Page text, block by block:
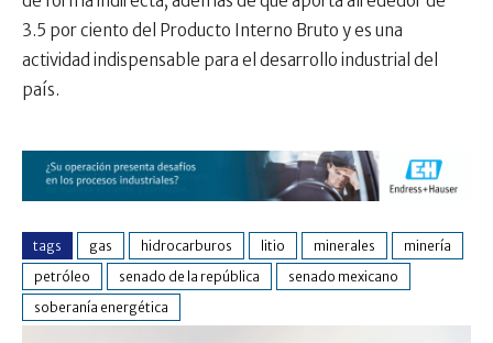
3.5 por ciento del Producto Interno Bruto y es una
actividad indispensable para el desarrollo industrial del
país.
tags gas hidrocarburos litio minerales
minería
petróleo
senado de la república
senado mexicano
soberanía energética